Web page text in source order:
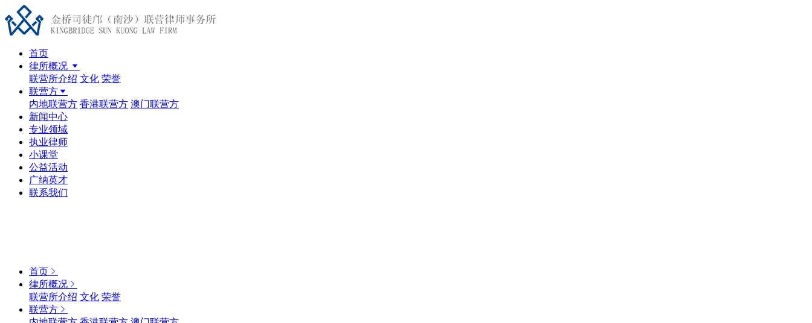
首页
律所概况
联营所介绍 文化 荣誉
联营方
内地联营方 香港联营方 澳门联营方
新闻中心
专业领域
执业律师
小课堂
公益活动
广纳英才
联系我们
首页
律所概况
联营所介绍 文化 荣誉
联营方